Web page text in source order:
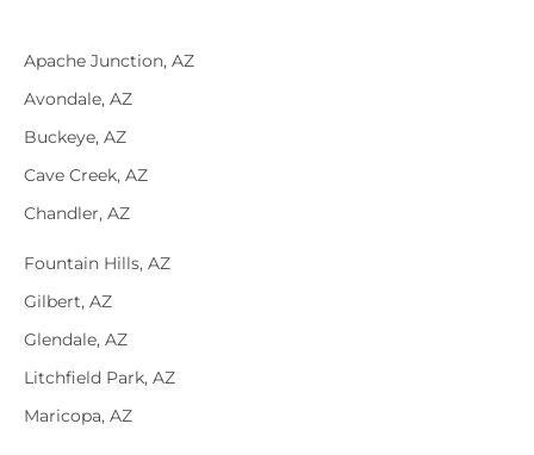
Apache Junction, AZ
Avondale, AZ
Buckeye, AZ
Cave Creek, AZ
Chandler, AZ
Fountain Hills, AZ
Gilbert, AZ
Glendale, AZ
Litchfield Park, AZ
Maricopa, AZ